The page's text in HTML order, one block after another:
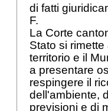
di fatti
F.
La Corte
Stato si
territorio e il
a presentare
respingere il
dell'ambiente,
previsioni e di